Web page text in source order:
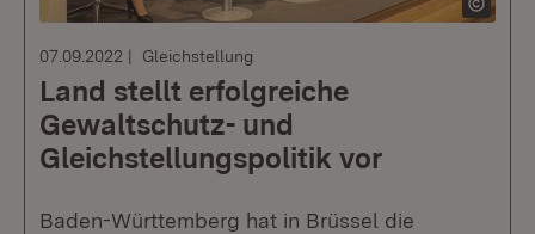
07.09.2022 Gleichstellung
Land stellt erfolgreiche
Gewaltschutz- und
Gleichstellungspolitik vor
Baden-Württemberg hat in Brüssel die